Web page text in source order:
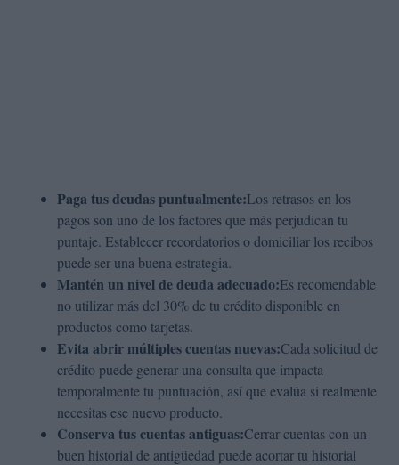
Paga tus deudas puntualmente:Los retrasos en los
pagos son uno de los factores que más perjudican tu
puntaje. Establecer recordatorios o domiciliar los recibos
puede ser una buena estrategia.
Mantén un nivel de deuda adecuado:Es recomendable
no utilizar más del 30% de tu crédito disponible en
productos como tarjetas.
Evita abrir múltiples cuentas nuevas:Cada solicitud de
crédito puede generar una consulta que impacta
temporalmente tu puntuación, así que evalúa si realmente
necesitas ese nuevo producto.
Conserva tus cuentas antiguas:Cerrar cuentas con un
buen historial de antigüedad puede acortar tu historial